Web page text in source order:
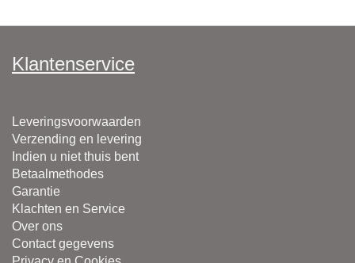
Klantenservice
Leveringsvoorwaarden
Verzending en levering
Indien u niet thuis bent
Betaalmethodes
Garantie
Klachten en Service
Over ons
Contact gegevens